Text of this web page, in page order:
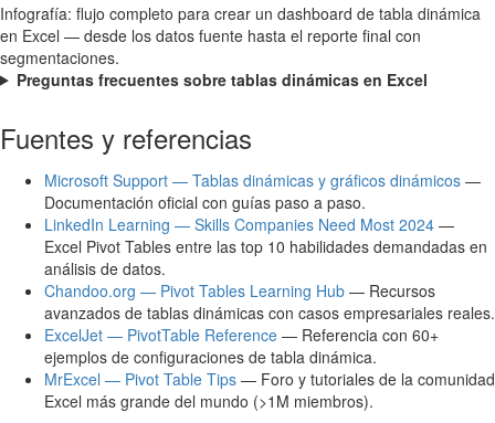
Infografía: flujo completo para crear un dashboard de tabla dinámica
en Excel — desde los datos fuente hasta el reporte final con
segmentaciones.
Preguntas frecuentes sobre tablas dinámicas en Excel
Fuentes y referencias
Microsoft Support — Tablas dinámicas y gráficos dinámicos —
Documentación oficial con guías paso a paso.
LinkedIn Learning — Skills Companies Need Most 2024 —
Excel Pivot Tables entre las top 10 habilidades demandadas en
análisis de datos.
Chandoo.org — Pivot Tables Learning Hub — Recursos
avanzados de tablas dinámicas con casos empresariales reales.
ExcelJet — PivotTable Reference — Referencia con 60+
ejemplos de configuraciones de tabla dinámica.
MrExcel — Pivot Table Tips — Foro y tutoriales de la comunidad
Excel más grande del mundo (>1M miembros).